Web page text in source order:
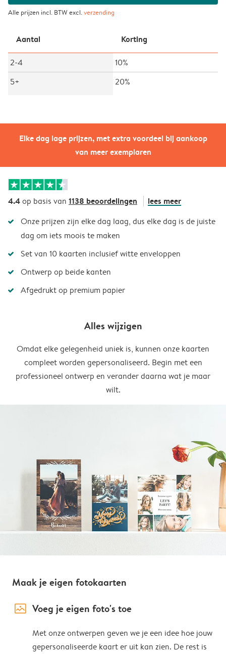
Elke dag lage prijzen, met extra voordeel bij aankoop
van meer exemplaren
Alle prijzen incl. BTW excl.verzending
Aantal Korting
2-4
10%
5+
20%
4.4op basis van 1138 beoordelingen lees meer
Onze prijzen zijn elke dag laag, dus elke dag is de juiste
dag om iets moois te maken
Set van 10 kaarten inclusief witte enveloppen
Ontwerp op beide kanten
Afgedrukt op premium papier
Alles wijzigen
Omdat elke gelegenheid uniek is, kunnen onze kaarten
compleet worden gepersonaliseerd. Begin met een
professioneel ontwerp en verander daarna wat je maar
wilt.
Maak je eigen fotokaarten
image_placeholder Voeg je eigen foto's toe
Met onze ontwerpen geven we je een idee hoe jouw
gepersonaliseerde kaart er uit kan zien. De rest is